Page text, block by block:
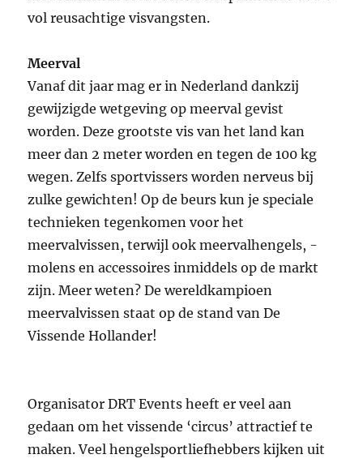
vol reusachtige visvangsten.
Meerval
Vanaf dit jaar mag er in Nederland dankzij
gewijzigde wetgeving op meerval gevist
worden. Deze grootste vis van het land kan
meer dan 2 meter worden en tegen de 100 kg
wegen. Zelfs sportvissers worden nerveus bij
zulke gewichten! Op de beurs kun je speciale
technieken tegenkomen voor het
meervalvissen, terwijl ook meervalhengels, -
molens en accessoires inmiddels op de markt
zijn. Meer weten? De wereldkampioen
meervalvissen staat op de stand van De
Vissende Hollander!
Organisator DRT Events heeft er veel aan
gedaan om het vissende ‘circus’ attractief te
maken. Veel hengelsportliefhebbers kijken uit